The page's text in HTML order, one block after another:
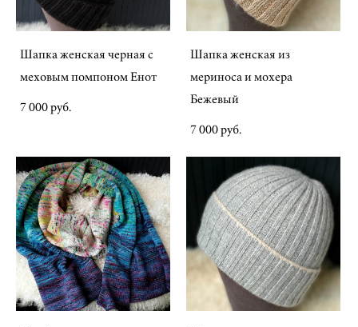
Шапка женская черная с
меховым помпоном Енот
7 000 pуб.
Шапка женская из
мериноса и мохера
Бежевый
7 000 pуб.